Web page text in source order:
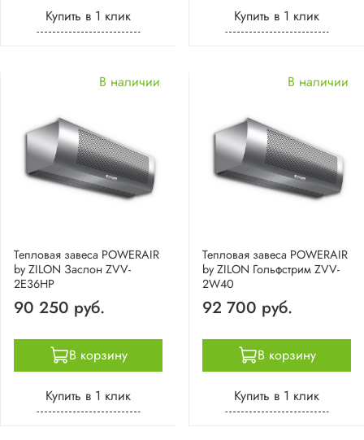
Купить в 1 клик Купить в 1 клик
Тепловая завеса POWERAIR
by ZILON Заслон ZVV-
2E36HP
В наличии
90 250 руб.
В корзину
Купить в 1 клик
Тепловая завеса POWERAIR
by ZILON Гольфстрим ZVV-
2W40
В наличии
92 700 руб.
В корзину
Купить в 1 клик